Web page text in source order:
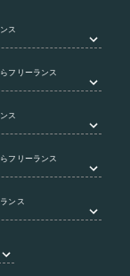
ス
フリーランス
ス
フリーランス
ンス